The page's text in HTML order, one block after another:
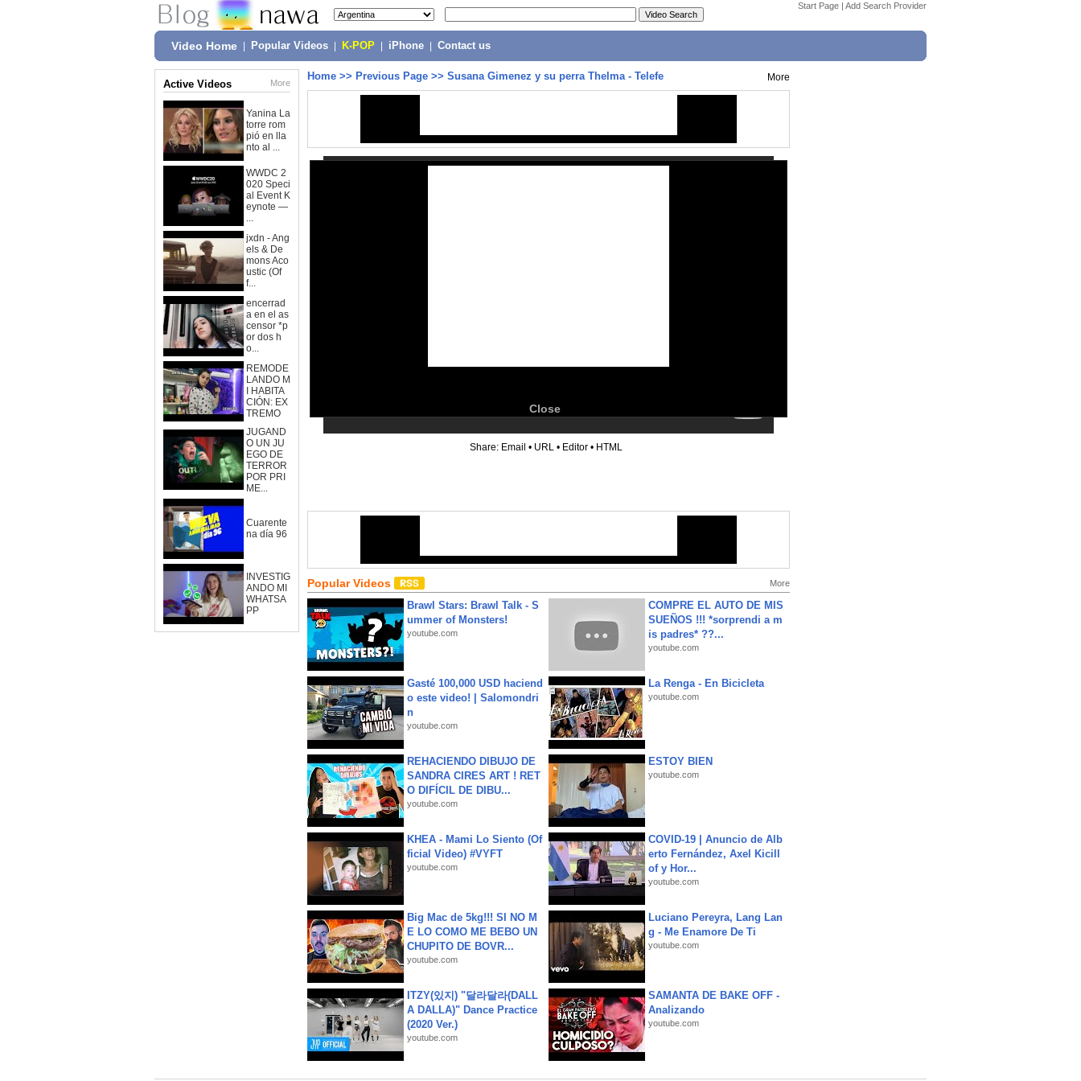
Start Page | Add Search Provider
Video Home Popular Videos K-POP iPhone Contact us
Active Videos More
Yanina La
torre rom
pió en lla
nto al ...
WWDC 2
020 Speci
al Event K
eynote —
...
jxdn - Ang
els & De
mons Aco
ustic (Of
f...
encerrad
a en el as
censor *p
or dos h
o...
REMODE
LANDO M
I HABITA
CIÓN: EX
TREMO
JUGAND
O UN JU
EGO DE
TERROR
POR PRI
ME...
Cuarente
na día 96
INVESTIG
ANDO MI
WHATSA
PP
Home >> Previous Page >> Susana Gimenez y su perra Thelma - Telefe More
Close
Share: Email • URL • Editor • HTML
Popular Videos More
Brawl Stars: Brawl Talk - S
ummer of Monsters!
youtube.com
COMPRE EL AUTO DE MIS
SUEÑOS !!! *sorprendi a m
is padres* ??...
youtube.com
Gasté 100,000 USD haciend
o este video! | Salomondri
n
youtube.com
La Renga - En Bicicleta
youtube.com
REHACIENDO DIBUJO DE
SANDRA CIRES ART ! RET
O DIFÍCIL DE DIBU...
youtube.com
ESTOY BIEN
youtube.com
KHEA - Mami Lo Siento (Of
ficial Video) #VYFT
youtube.com
COVID-19 | Anuncio de Alb
erto Fernández, Axel Kicill
of y Hor...
youtube.com
Big Mac de 5kg!!! SI NO M
E LO COMO ME BEBO UN
CHUPITO DE BOVR...
youtube.com
Luciano Pereyra, Lang Lan
g - Me Enamore De Ti
youtube.com
ITZY(있지) "달라달라(DALL
A DALLA)" Dance Practice
(2020 Ver.)
youtube.com
SAMANTA DE BAKE OFF -
Analizando
youtube.com